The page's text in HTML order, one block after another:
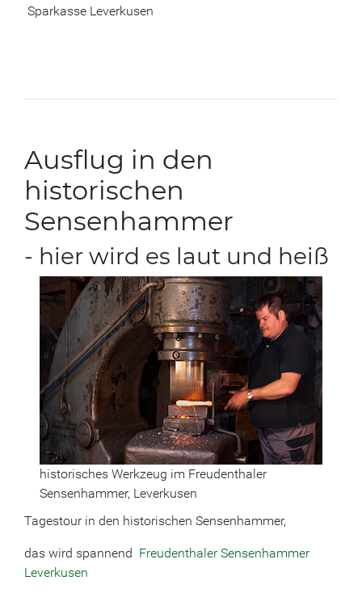
Sparkasse Leverkusen
Ausflug in den
historischen
Sensenhammer
- hier wird es laut und heiß
historisches Werkzeug im Freudenthaler
Sensenhammer, Leverkusen
Tagestour in den historischen Sensenhammer,
das wird spannend Freudenthaler Sensenhammer
Leverkusen